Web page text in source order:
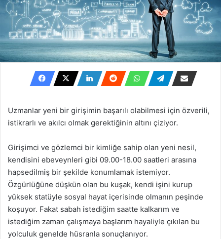
Uzmanlar yeni bir girişimin başarılı olabilmesi için özverili,
istikrarlı ve akılcı olmak gerektiğinin altını çiziyor.
Girişimci ve gözlemci bir kimliğe sahip olan yeni nesil,
kendisini ebeveynleri gibi 09.00-18.00 saatleri arasına
hapsedilmiş bir şekilde konumlamak istemiyor.
Özgürlüğüne düşkün olan bu kuşak, kendi işini kurup
yüksek statüyle sosyal hayat içerisinde olmanın peşinde
koşuyor. Fakat sabah istediğim saatte kalkarım ve
istediğim zaman çalışmaya başlarım hayaliyle çıkılan bu
yolculuk genelde hüsranla sonuçlanıyor.